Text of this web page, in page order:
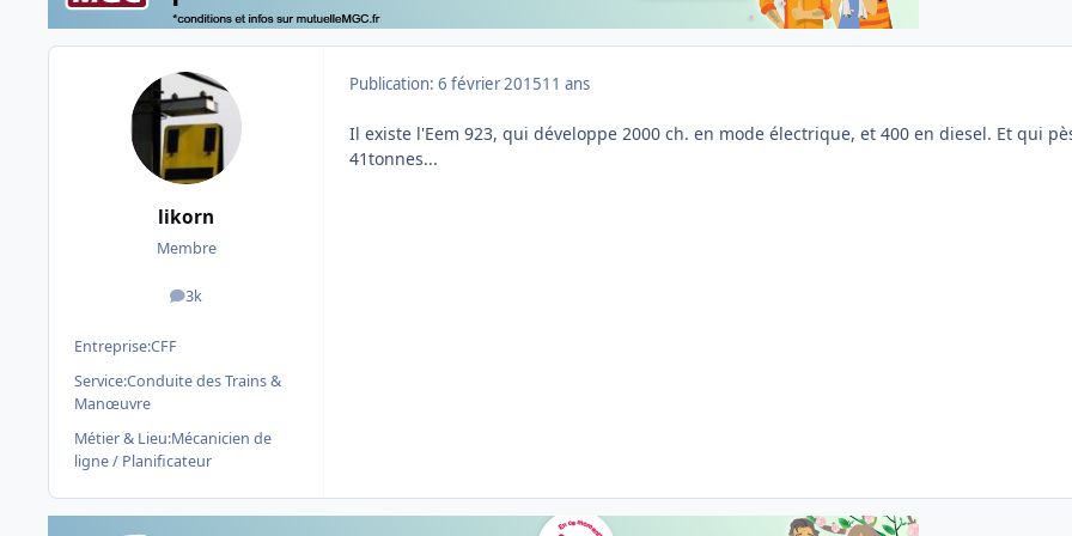
likorn
Membre
3k
messages
Entreprise:CFF
Service:Conduite des Trains &
Manœuvre
Métier & Lieu:Mécanicien de
ligne / Planificateur
Publication: 6 février 201511 ans
Il existe l'Eem 923, qui développe 2000 ch. en mode électrique, et 400 en diesel. Et qui
41tonnes...